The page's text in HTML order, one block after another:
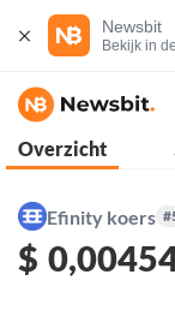
Newsbit
Bekijk in
Overzicht
Efinity koers
$